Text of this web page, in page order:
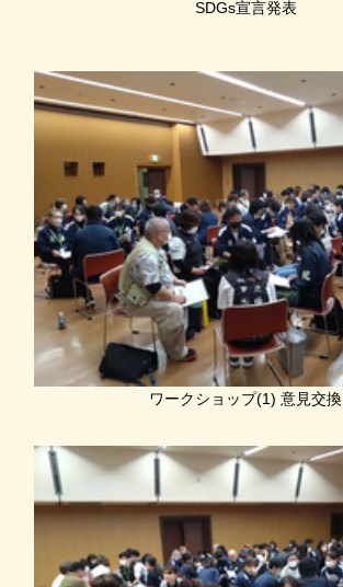
SDGs宣言発表
ワークショップ(1) 意見交換